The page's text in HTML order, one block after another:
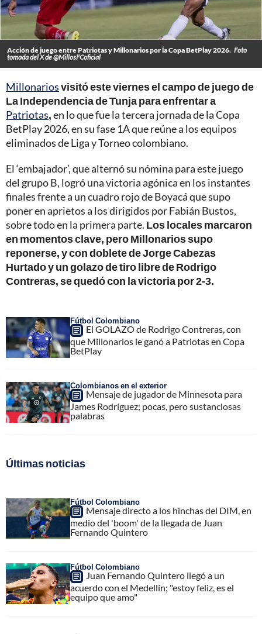
Acción de juego entre Patriotas y Millonarios por la Copa BetPlay 2026. Foto
tomada del X de @MillosFCoficial
Millonariosvisitó este viernes el campo de juego de
La Independencia de Tunja para enfrentar a
Patriotas,en lo que fue la tercera jornada de la Copa
BetPlay 2026, en su fase 1A que reúne a los equipos
eliminados de Liga y Torneo colombiano.
El ‘embajador’, que alternó su nómina para este juego
del grupo B, logró una victoria agónica en los instantes
finales frente a un cuadro rojo de Boyacá que supo
poner en aprietos a los dirigidos por Fabián Bustos,
sobre todo en la primera parte. Los locales marcaron
en momentos clave, pero Millonarios supo
reponerse, y con doblete de Jorge Cabezas
Hurtado y un golazo de tiro libre de Rodrigo
Contreras, se quedó con la victoria por 2-3.
Fútbol Colombiano
El GOLAZO de Rodrigo Contreras, con
que Millonarios le ganó a Patriotas en Copa
BetPlay
Colombianos en el exterior
Mensaje de jugador de Minnesota para
James Rodríguez; pocas, pero sustanciosas
palabras
Últimas noticias
Fútbol Colombiano
Mensaje directo a los hinchas del DIM, en
medio del 'boom' de la llegada de Juan
Fernando Quintero
Fútbol Colombiano
Juan Fernando Quintero llegó a un
acuerdo con el Medellín; "estoy feliz, es el
equipo que amo"